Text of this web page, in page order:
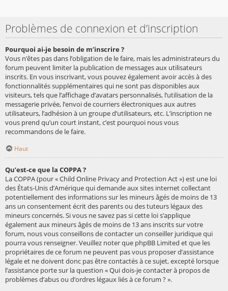
Problèmes de connexion et d’inscription
Pourquoi ai-je besoin de m’inscrire ?
Vous n’êtes pas dans l’obligation de le faire, mais les administrateurs du
forum peuvent limiter la publication de messages aux utilisateurs
inscrits. En vous inscrivant, vous pouvez également avoir accès à des
fonctionnalités supplémentaires qui ne sont pas disponibles aux
visiteurs, tels que l’affichage d’avatars personnalisés, l’utilisation de la
messagerie privée, l’envoi de courriers électroniques aux autres
utilisateurs, l’adhésion à un groupe d’utilisateurs, etc. L’inscription ne
vous prend qu’un court instant, c’est pourquoi nous vous
recommandons de le faire.
Haut
Qu’est-ce que la COPPA ?
La COPPA (pour « Child Online Privacy and Protection Act ») est une loi
des États-Unis d’Amérique qui demande aux sites internet collectant
potentiellement des informations sur les mineurs âgés de moins de 13
ans un consentement écrit des parents ou des tuteurs légaux des
mineurs concernés. Si vous ne savez pas si cette loi s’applique
également aux mineurs âgés de moins de 13 ans inscrits sur votre
forum, nous vous conseillons de contacter un conseiller juridique qui
pourra vous renseigner. Veuillez noter que phpBB Limited et que les
propriétaires de ce forum ne peuvent pas vous proposer d’assistance
légale et ne doivent donc pas être contactés à ce sujet, excepté lorsque
l’assistance porte sur la question « Qui dois-je contacter à propos de
problèmes d’abus ou d’ordres légaux liés à ce forum ? ».